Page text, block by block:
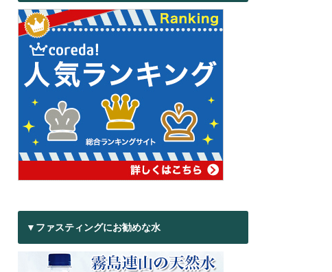
▼ファスティングにお勧めな水